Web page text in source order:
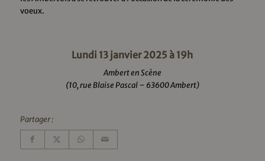
voeux.
Lundi 13 janvier 2025 à 19h
Ambert en Scène
(10, rue Blaise Pascal – 63600 Ambert)
Partager :